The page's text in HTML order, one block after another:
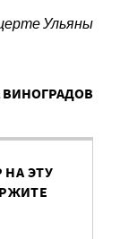
Ульяны
ВИНОГРАДОВ
ЭТУ